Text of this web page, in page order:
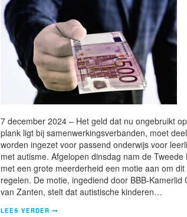
7 december 2024 – Het geld dat nu ongebruikt
plank ligt bij samenwerkingsverbanden, moet
worden ingezet voor passend onderwijs voor
met autisme. Afgelopen dinsdag nam de Tweede
met een grote meerderheid een motie aan om dit
regelen. De motie, ingediend door BBB-Kamerlid
van Zanten, stelt dat autistische kinderen…
LEES VERDER